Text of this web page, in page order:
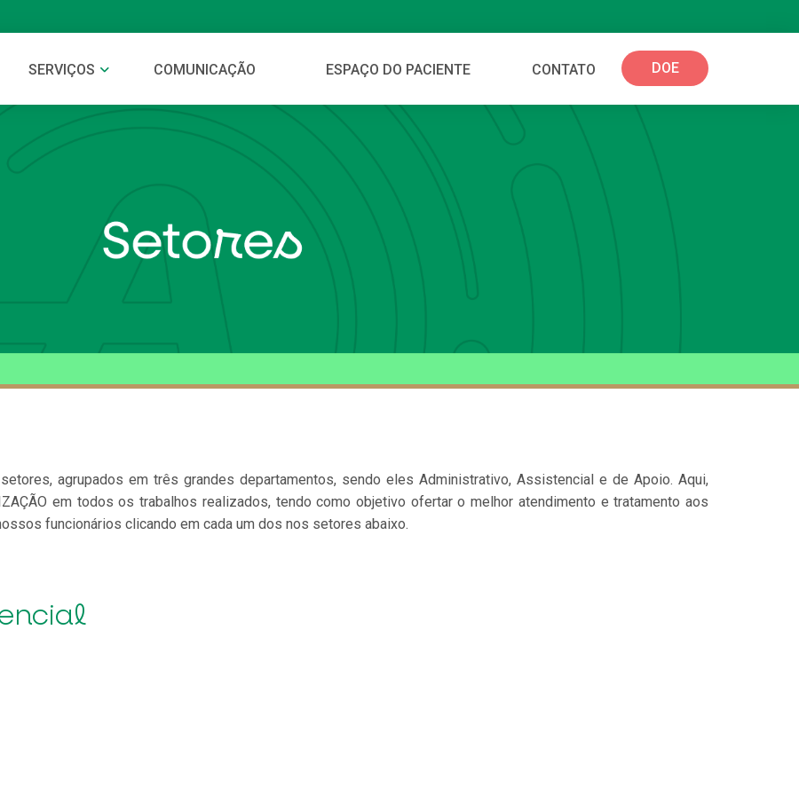
SERVIÇOS COMUNICAÇÃO ESPAÇO DO PACIENTE CONTATO DOE
agrupados em três grandes departamentos, sendo eles Administrativo, Assistencial e de Apoio. Aqui,
em todos os trabalhos realizados, tendo como objetivo ofertar o melhor atendimento e tratamento aos
funcionários clicando em cada um dos nos setores abaixo.